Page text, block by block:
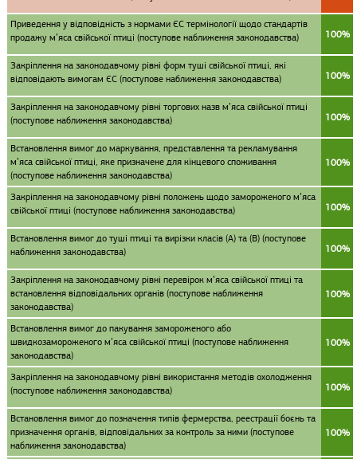
Приведення у відповідність з нормами ЄС термінології щодо стандартів
продажу м’яса свійської птиці (поступове наближення законодавства)
100%
Закріплення на законодавчому рівні форм туші свійської птиці, які
відповідають вимогам ЄС (поступове наближення законодавства)
100%
Закріплення на законодавчому рівні торгових назв м’яса свійської птиці
(поступове наближення законодавства)
100%
Встановлення вимог до маркування, представлення та рекламування
м’яса свійської птиці, яке призначене для кінцевого споживання
(поступове наближення законодавства)
100%
Закріплення на законодавчому рівні положень щодо замороженого м’яса
свійської птиці (поступове наближення законодавства)
100%
Встановлення вимог до туші птиці та вирізки класів (А) та (В) (поступове
наближення законодавства)
100%
Закріплення на законодавчому рівні перевірок м’яса свійської птиці та
встановлення відповідальних органів (поступове наближення
законодавства)
100%
Встановлення вимог до пакування замороженого або
швидкозамороженого м’яса свійської птиці (поступове наближення
законодавства)
100%
Закріплення на законодавчому рівні використання методів охолодження
(поступове наближення законодавства)
100%
Встановлення вимог до позначення типів фермерства, реестрації боєнь та
призначення органів, відповідальних за контроль за ними (поступове
наближення законодавства)
100%